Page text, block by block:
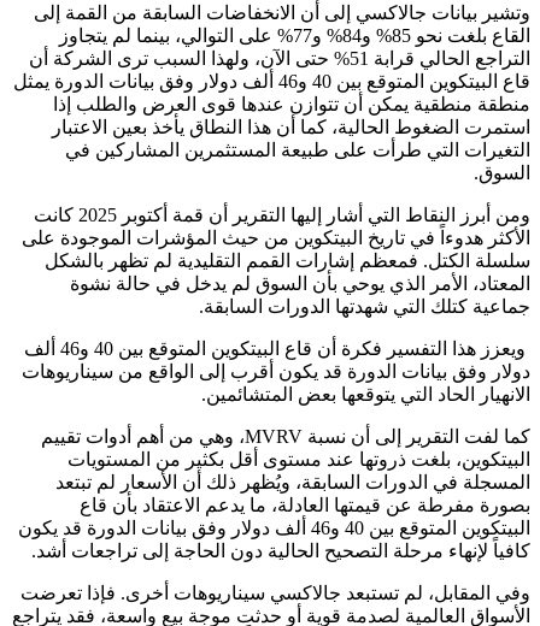
وتشير بيانات جالاكسي إلى أن الانخفاضات السابقة من القمة إلى
القاع بلغت نحو 85% و84% و77% على التوالي، بينما لم يتجاوز
التراجع الحالي قرابة 51% حتى الآن، ولهذا السبب ترى الشركة أن
قاع البيتكوين المتوقع بين 40 و46 ألف دولار وفق بيانات الدورة يمثل
منطقة منطقية يمكن أن تتوازن عندها قوى العرض والطلب إذا
استمرت الضغوط الحالية، كما أن هذا النطاق يأخذ بعين الاعتبار
التغيرات التي طرأت على طبيعة المستثمرين المشاركين في
السوق.
ومن أبرز النقاط التي أشار إليها التقرير أن قمة أكتوبر 2025 كانت
الأكثر هدوءاً في تاريخ البيتكوين من حيث المؤشرات الموجودة على
سلسلة الكتل. فمعظم إشارات القمم التقليدية لم تظهر بالشكل
المعتاد، الأمر الذي يوحي بأن السوق لم يدخل في حالة نشوة
جماعية كتلك التي شهدتها الدورات السابقة.
ويعزز هذا التفسير فكرة أن قاع البيتكوين المتوقع بين 40 و46 ألف
دولار وفق بيانات الدورة قد يكون أقرب إلى الواقع من سيناريوهات
الانهيار الحاد التي يتوقعها بعض المتشائمين.
كما لفت التقرير إلى أن نسبة MVRV، وهي من أهم أدوات تقييم
البيتكوين، بلغت ذروتها عند مستوى أقل بكثير من المستويات
المسجلة في الدورات السابقة، ويُظهر ذلك أن الأسعار لم تبتعد
بصورة مفرطة عن قيمتها العادلة، ما يدعم الاعتقاد بأن قاع
البيتكوين المتوقع بين 40 و46 ألف دولار وفق بيانات الدورة قد يكون
كافياً لإنهاء مرحلة التصحيح الحالية دون الحاجة إلى تراجعات أشد.
وفي المقابل، لم تستبعد جالاكسي سيناريوهات أخرى. فإذا تعرضت
الأسواق العالمية لصدمة قوية أو حدثت موجة بيع واسعة، فقد يتراجع